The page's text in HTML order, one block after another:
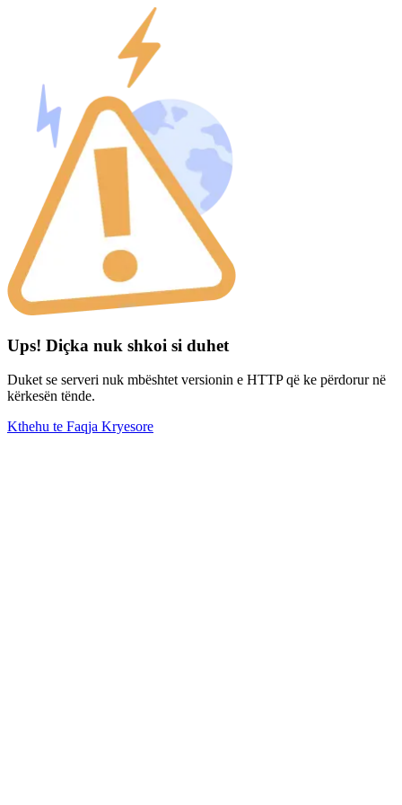
Ups! Diçka nuk shkoi si duhet
Duket se serveri nuk mbështet versionin e HTTP që ke përdorur në
kërkesën tënde.
Kthehu te Faqja Kryesore